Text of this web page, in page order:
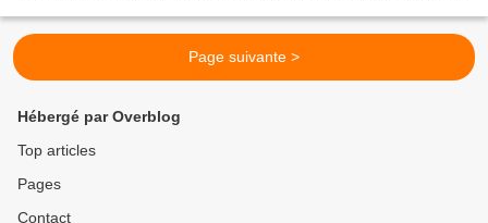
Page suivante >
Hébergé par Overblog
Top articles
Pages
Contact